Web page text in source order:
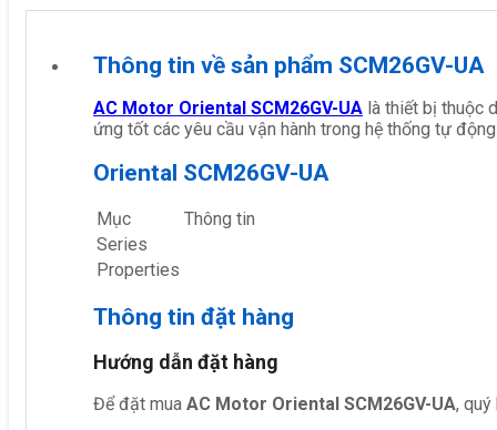
Thông tin về sản phẩm SCM26GV-UA
AC Motor Oriental SCM26GV-UA là thiết bị thuộc
ứng tốt các yêu cầu vận hành trong hệ thống tự
Oriental SCM26GV-UA
Mục
Thông tin
Series
Properties
Thông tin đặt hàng
Hướng dẫn đặt hàng
Để đặt mua AC Motor Oriental SCM26GV-UA, quý